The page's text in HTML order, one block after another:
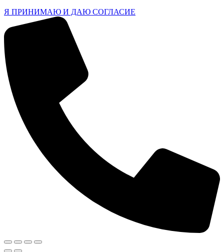
Я ПРИНИМАЮ И ДАЮ СОГЛАСИЕ